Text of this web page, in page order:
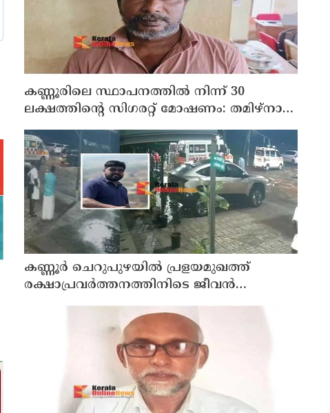
കണ്ണൂരിലെ സ്ഥാപനത്തിൽ നിന്ന് 30
ലക്ഷത്തിന്റെ സിഗരറ്റ് മോഷണം: തമിഴ്‌നാട്
സ്വദേശിയായ സെയിൽസ്മാൻ
തെങ്കാശിയിൽ പിടിയിൽ
കണ്ണൂർ ചെറുപുഴയിൽ പ്രളയമുഖത്ത്
രക്ഷാപ്രവർത്തനത്തിനിടെ ജീവൻ
നഷ്ടപ്പെട്ട ആർ. രാജേഷിൻ്റെ ഭൗതിക
ശരീരത്തോട് അനാദരവ് കാണിച്ചതായി